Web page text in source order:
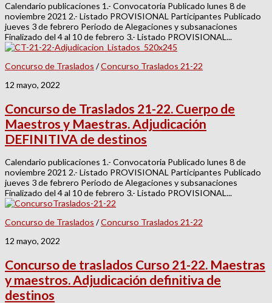
Calendario publicaciones 1.- Convocatoria Publicado lunes 8 de
noviembre 2021 2.- Listado PROVISIONAL Participantes Publicado
jueves 3 de febrero Periodo de Alegaciones y subsanaciones
Finalizado del 4 al 10 de febrero 3.- Listado PROVISIONAL...
Concurso de Traslados /Concurso Traslados 21-22
12 mayo, 2022
Concurso de Traslados 21-22. Cuerpo de
Maestros y Maestras. Adjudicación
DEFINITIVA de destinos
Calendario publicaciones 1.- Convocatoria Publicado lunes 8 de
noviembre 2021 2.- Listado PROVISIONAL Participantes Publicado
jueves 3 de febrero Periodo de Alegaciones y subsanaciones
Finalizado del 4 al 10 de febrero 3.- Listado PROVISIONAL...
Concurso de Traslados /Concurso Traslados 21-22
12 mayo, 2022
Concurso de traslados Curso 21-22. Maestras
y maestros. Adjudicación definitiva de
destinos